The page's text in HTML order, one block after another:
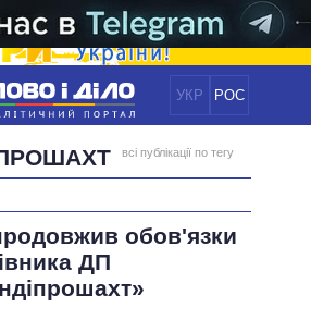
УКР РОС
НОВИНИ
ЕКОНОМІКА
СУСПІЛЬСТВО
СВІТ
ПОЛIТИКИ
ІНФОГРАФІКА
всі публікації по тегу
обов'язки
ДП